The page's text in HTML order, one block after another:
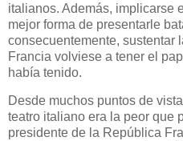
italianos. Además, implicarse
mejor forma de presentarle
consecuentemente, sustentar
Francia volviese a tener el
había tenido.
Desde muchos puntos de
teatro italiano era la peor que
presidente de la República